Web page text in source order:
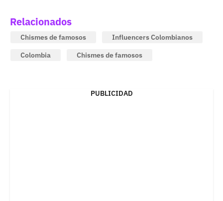
Relacionados
Chismes de famosos
Influencers Colombianos
Colombia
Chismes de famosos
PUBLICIDAD